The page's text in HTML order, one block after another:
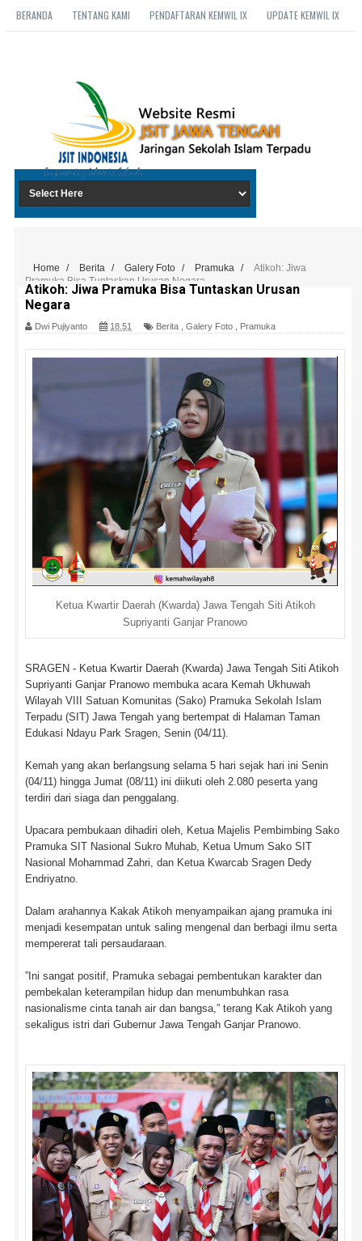
BERANDA TENTANG KAMI PENDAFTARAN KEMWIL IX UPDATE KEMWIL IX
Home / Berita / Galery Foto / Pramuka /
Atikoh: Jiwa
Pramuka Bisa Tuntaskan Urusan Negara
Atikoh: Jiwa Pramuka Bisa Tuntaskan Urusan
Negara
Dwi Pujiyanto 18.51 Berita Galery Foto Pramuka
Ketua Kwartir Daerah (Kwarda) Jawa Tengah Siti Atikoh
Supriyanti Ganjar Pranowo
SRAGEN - Ketua Kwartir Daerah (Kwarda) Jawa Tengah Siti Atikoh
Supriyanti Ganjar Pranowo membuka acara Kemah Ukhuwah
Wilayah VIII Satuan Komunitas (Sako) Pramuka Sekolah Islam
Terpadu (SIT) Jawa Tengah yang bertempat di Halaman Taman
Edukasi Ndayu Park Sragen, Senin (04/11).
Kemah yang akan berlangsung selama 5 hari sejak hari ini Senin
(04/11) hingga Jumat (08/11) ini diikuti oleh 2.080 peserta yang
terdiri dari siaga dan penggalang.
Upacara pembukaan dihadiri oleh, Ketua Majelis Pembimbing Sako
Pramuka SIT Nasional Sukro Muhab, Ketua Umum Sako SIT
Nasional Mohammad Zahri, dan Ketua Kwarcab Sragen Dedy
Endriyatno.
Dalam arahannya Kakak Atikoh menyampaikan ajang pramuka ini
menjadi kesempatan untuk saling mengenal dan berbagi ilmu serta
mempererat tali persaudaraan.
”Ini sangat positif, Pramuka sebagai pembentukan karakter dan
pembekalan keterampilan hidup dan menumbuhkan rasa
nasionalisme cinta tanah air dan bangsa,” terang Kak Atikoh yang
sekaligus istri dari Gubernur Jawa Tengah Ganjar Pranowo.